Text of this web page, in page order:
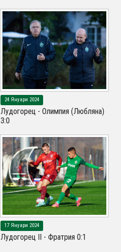
24 Януари 2024
Лудогорец - Олимпия (Любляна)
3:0
17 Януари 2024
Лудогорец II - Фратрия 0:1